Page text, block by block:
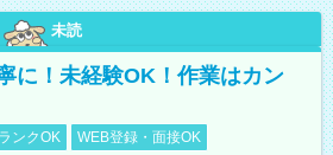
未読
に！未経験OK！作業はカン
ンクOK WEB登録・面接OK